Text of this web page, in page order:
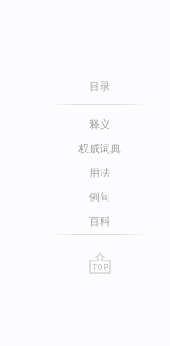
目录
释义
权威词典
用法
例句
百科